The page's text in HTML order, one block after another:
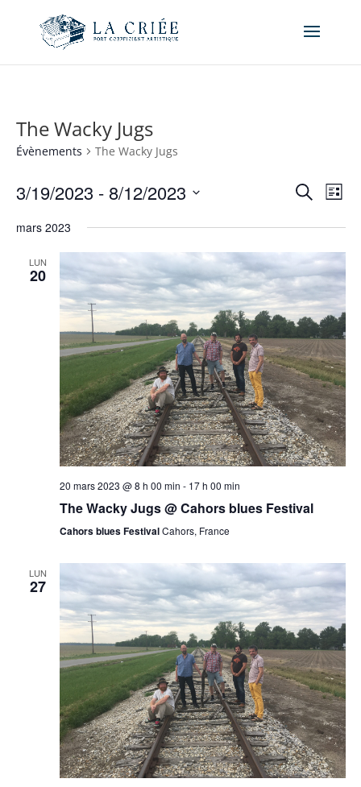
The Wacky Jugs
Évènements The Wacky Jugs
de
vues
Recherche
de
Liste
3/19/2023 - 8/12/2023
une
mars 2023
LUN
20
20 mars 2023 @ 8 h 00 min - 17 h 00 min
The Wacky Jugs @ Cahors blues Festival
Cahors blues FestivalCahors, France
LUN
27